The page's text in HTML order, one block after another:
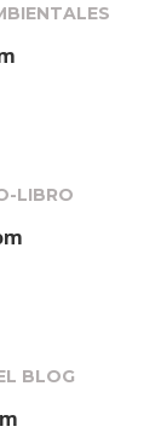
LIBRO
BLOG